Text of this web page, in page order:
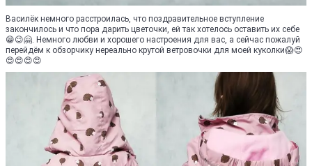
Василёк немного расстроилась, что поздравительное вступление
закончилось и что пора дарить цветочки, ей так хотелось оставить их себе
😁😉🤗. Немного любви и хорошего настроения для вас, а сейчас пожалуй
перейдём к обзорчику нереально крутой ветровочки для моей куколки😱😍
😍😍😍😍